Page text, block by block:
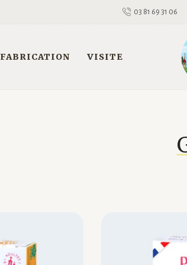
03 81 69 31 06
FABRICATION VISITE